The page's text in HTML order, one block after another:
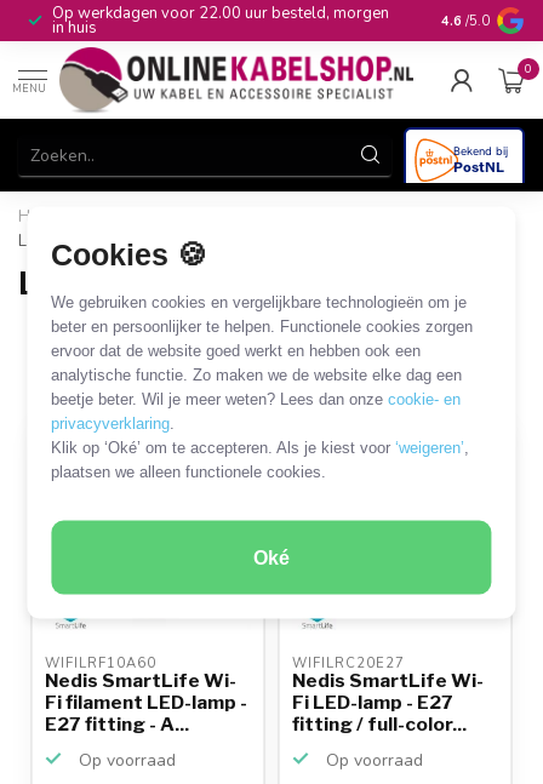
Cookies 🍪
We gebruiken cookies en vergelijkbare technologieën om je
beter en persoonlijker te helpen. Functionele cookies zorgen
ervoor dat de website goed werkt en hebben ook een
analytische functie. Zo maken we de website elke dag een
beetje beter. Wil je meer weten? Lees dan onzecookie- en
privacyverklaring
Klik op ‘Oké’ om te accepteren. Als je kiest voor‘weigeren’
plaatsen we alleen functionele cookies.
Oké
Op werkdagen voor 22.00 uur besteld, morgen
in huis 10+jaar
4.6 /5.0
MENU
0
Home
Lampen met E27 fitting
Lampen met E27 fitting
10 PRODUCTEN
Filters SORTEER OP
SALE
WIFILRF10A60
Nedis SmartLife Wi-
Fi filament LED-lamp -
E27 fitting - A...
Op voorraad
SALE
WIFILRC20E27
Nedis SmartLife Wi-
Fi LED-lamp - E27
fitting / full-color...
Op voorraad